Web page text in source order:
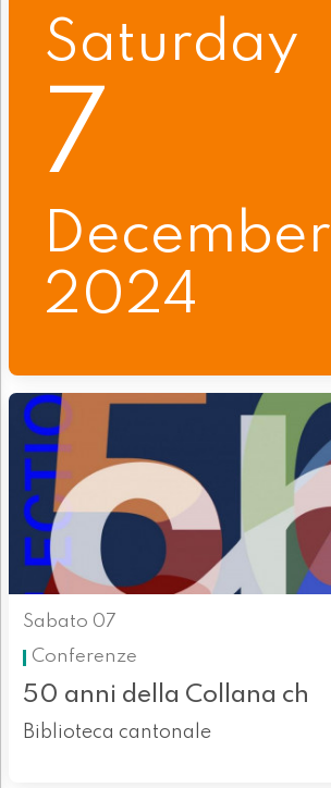
Saturday
7
December
2024
Sabato 07
Conferenze
50 anni della Collana ch
Biblioteca cantonale